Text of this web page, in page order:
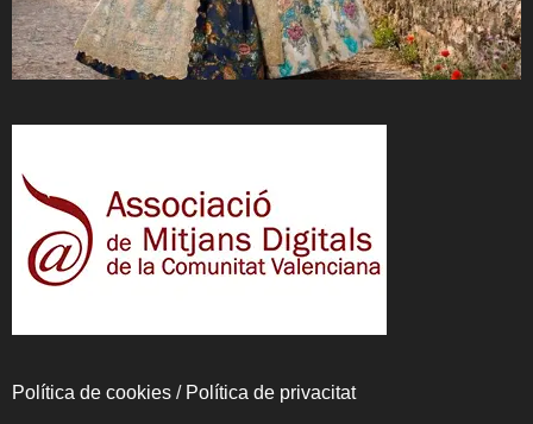
Política de cookies / Política de privacitat